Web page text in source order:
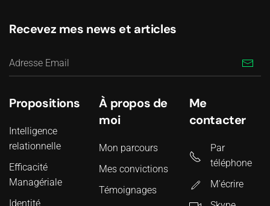
Recevez mes news et articles
Propositions
Intelligence
relationnelle
Efficacité
Managériale
Identité
À propos de
moi
Mon parcours
Mes convictions
Témoignages
Me
contacter
Par
téléphone
M'écrire